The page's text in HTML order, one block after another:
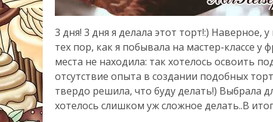
3 дня! 3 дня я делала этот торт!:)
тех пор, как я побывала на мастер-классе у
места не находила: так хотелось освоить
отсутствие опыта в создании подобных
твердо решила, что буду делать!) Выбрала
хотелось слишком уж сложное делать..В